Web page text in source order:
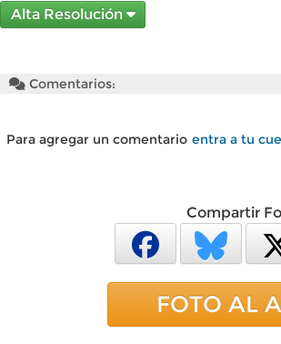
Alta Resolución
Comentarios:
Para agregar un comentario entra a tu
Compartir
FOTO AL